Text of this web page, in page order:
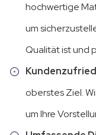
hochwertige
um
Qualität ist und
oberstes Ziel.
um Ihre